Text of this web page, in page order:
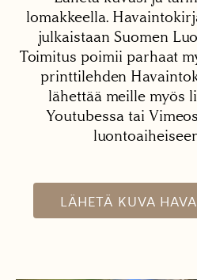
lomakkeella.
julkaistaan Suomen
Toimitus poimii parhaat
printtilehden
lähettää meille myös
Youtubessa tai
LÄHETÄ KUVA